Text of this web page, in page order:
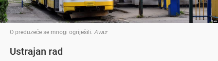
O preduzeće se mnogi ogriješili Avaz
Ustrajan rad